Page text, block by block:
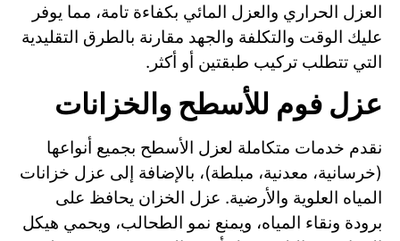
العزل الحراري والعزل المائي بكفاءة تامة، مما يوفر
عليك الوقت والتكلفة والجهد مقارنة بالطرق التقليدية
التي تتطلب تركيب طبقتين أو أكثر.
عزل فوم للأسطح والخزانات
نقدم خدمات متكاملة لعزل الأسطح بجميع أنواعها
(خرسانية، معدنية، مبلطة)، بالإضافة إلى عزل خزانات
المياه العلوية والأرضية. عزل الخزان يحافظ على
برودة ونقاء المياه، ويمنع نمو الطحالب، ويحمي هيكل